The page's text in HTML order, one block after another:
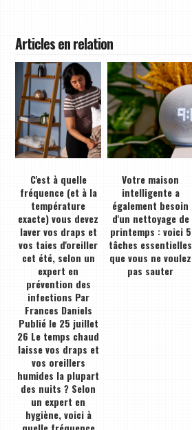
Articles en relation
C'est à quelle
fréquence (et à la
température
exacte) vous devez
laver vos draps et
vos taies d'oreiller
cet été, selon un
expert en
prévention des
infections Par
Frances Daniels
Publié le 25 juillet
26 Le temps chaud
laisse vos draps et
vos oreillers
humides la plupart
des nuits ? Selon
un expert en
hygiène, voici à
Votre maison
intelligente a
également besoin
d'un nettoyage de
printemps : voici 5
tâches essentielles
que vous ne voulez
pas sauter